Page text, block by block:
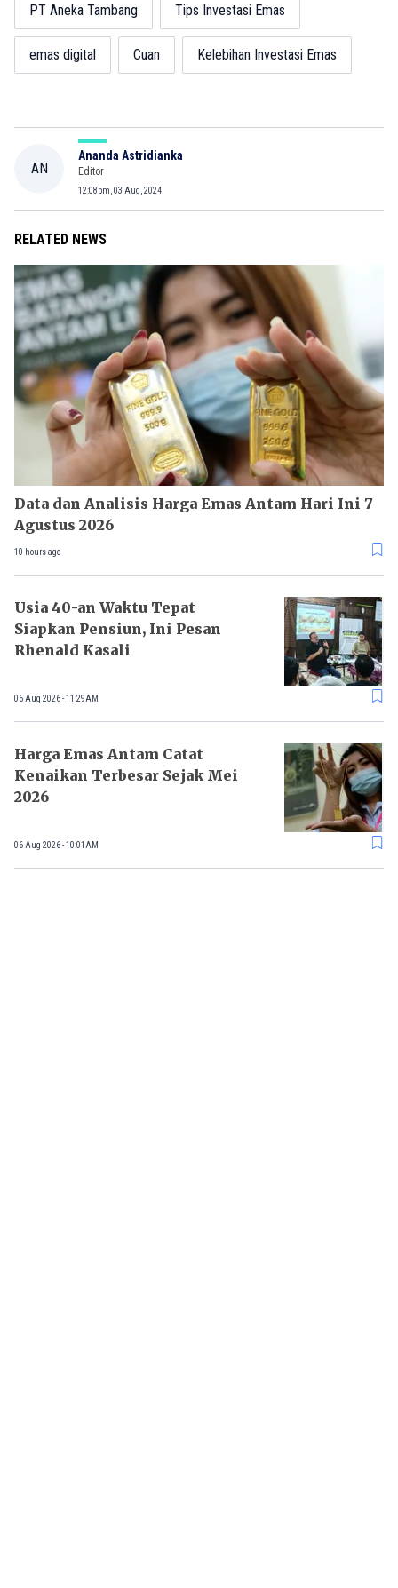
PT Aneka Tambang Tips Investasi Emas
emas digital Cuan Kelebihan Investasi Emas
AN
Ananda Astridianka
Editor
12:08pm, 03 Aug, 2024
RELATED NEWS
Data dan Analisis Harga Emas Antam Hari Ini 7
Agustus 2026
10 hours ago
Usia 40-an Waktu Tepat
Siapkan Pensiun, Ini Pesan
Rhenald Kasali
06 Aug 2026 - 11:29AM
Harga Emas Antam Catat
Kenaikan Terbesar Sejak Mei
2026
06 Aug 2026 - 10:01AM